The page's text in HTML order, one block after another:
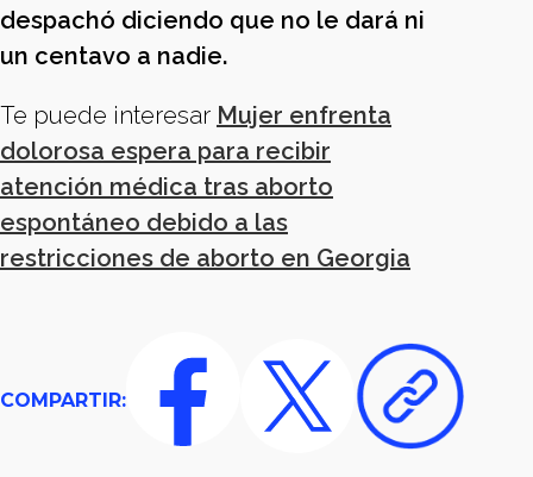
despachó diciendo que no le dará ni
un centavo a nadie.
Te puede interesar Mujer enfrenta
dolorosa espera para recibir
atención médica tras aborto
espontáneo debido a las
restricciones de aborto en Georgia
COMPARTIR: